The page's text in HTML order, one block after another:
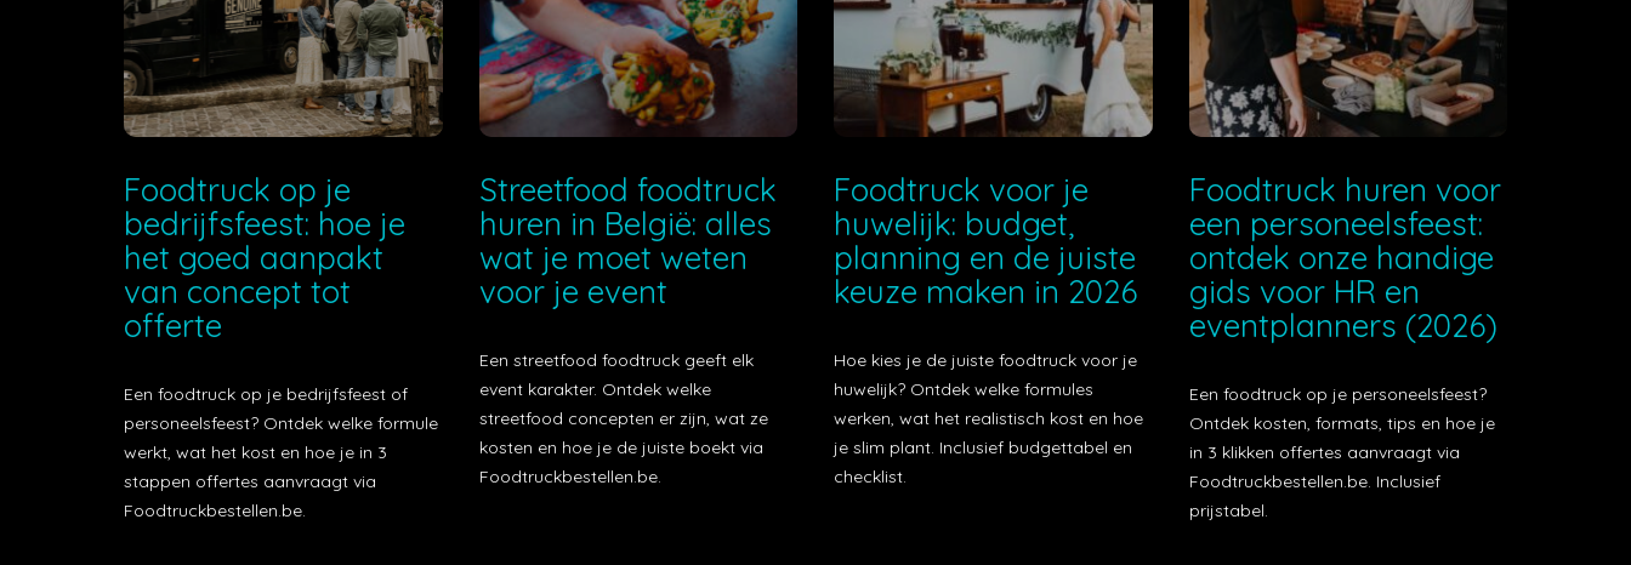
Foodtruck op je
bedrijfsfeest: hoe je
het goed aanpakt
van concept tot
offerte
Een foodtruck op je bedrijfsfeest of
personeelsfeest? Ontdek welke formule
werkt, wat het kost en hoe je in 3
stappen offertes aanvraagt via
Foodtruckbestellen.be.
Streetfood foodtruck
huren in België: alles
wat je moet weten
voor je event
Een streetfood foodtruck geeft elk
event karakter. Ontdek welke
streetfood concepten er zijn, wat ze
kosten en hoe je de juiste boekt via
Foodtruckbestellen.be.
Foodtruck voor je
huwelijk: budget,
planning en de juiste
keuze maken in 2026
Hoe kies je de juiste foodtruck voor je
huwelijk? Ontdek welke formules
werken, wat het realistisch kost en hoe
je slim plant. Inclusief budgettabel en
checklist.
Foodtruck huren voor
een personeelsfeest:
ontdek onze handige
gids voor HR en
eventplanners (2026)
Een foodtruck op je personeelsfeest?
Ontdek kosten, formats, tips en hoe je
in 3 klikken offertes aanvraagt via
Foodtruckbestellen.be. Inclusief
prijstabel.